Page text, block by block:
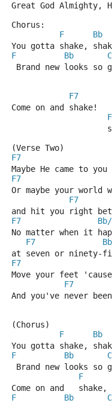
Great God Almighty,
Chorus:
F
Bb
You gotta shake,
F
Bb
Brand new looks so
F7
Come on and shake!
shake!
(Verse Two)
F7
Maybe He came to
F7
Or maybe your world
F7
and hit you right
F7
No matter
F7
at seven or ninety-
F7
Move your feet
F7
And you've never
(Chorus)
F
Bb
You gotta shake,
F
Bb
Brand new looks so
F
Come on and
F
Bb